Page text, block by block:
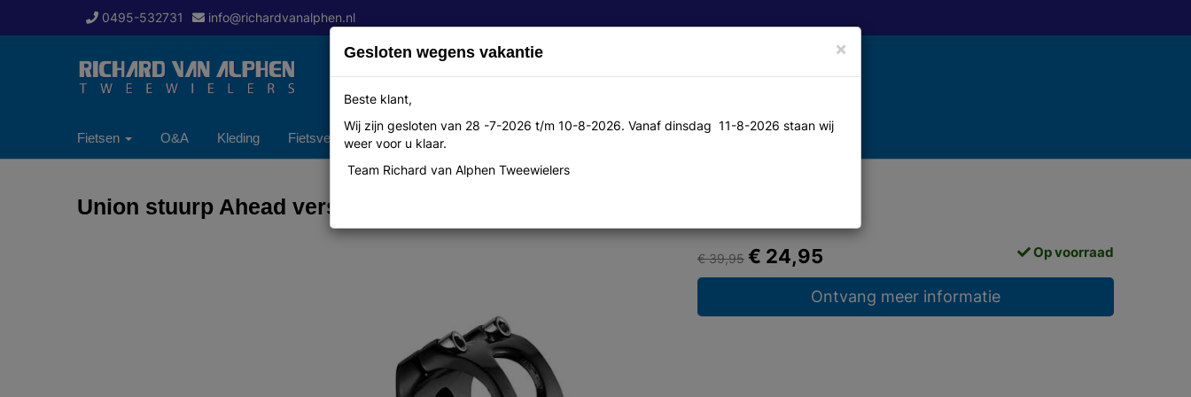
0495-532731 info@richardvanalphen.nl
Fietsen O&A Kleding Fietsverzekering Over ons Contact
Union stuurp Ahead verst 31.8/90
€ 39,95 € 24,95 Op voorraad
Ontvang meer informatie
×
Gesloten wegens vakantie
Beste klant,
Wij zijn gesloten van 28 -7-2026 t/m 10-8-2026. Vanaf dinsdag 11-8-2026 staan wij
weer voor u klaar.
Team Richard van Alphen Tweewielers